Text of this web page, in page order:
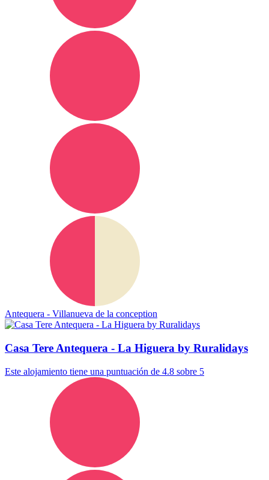
Antequera - Villanueva de la conception
Casa Tere Antequera - La Higuera by Ruralidays
Este alojamiento tiene una puntuación de 4.8 sobre 5